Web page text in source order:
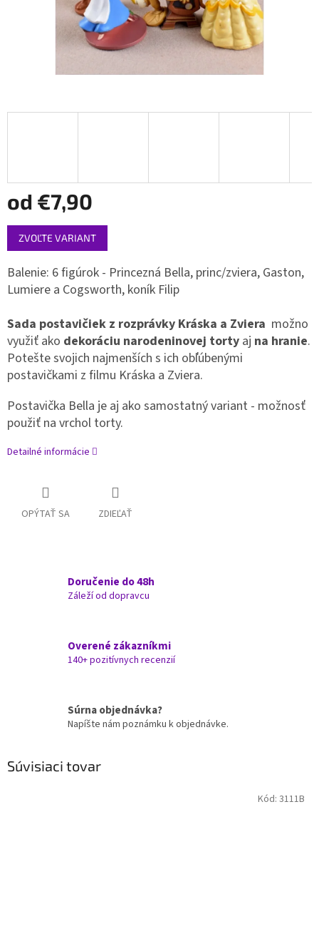
od €7,90
Jednotková
cena:
ZVOĽTE VARIANT
Balenie: 6 figúrok - Princezná Bella, princ/zviera, Gaston,
Lumiere a Cogsworth, koník Filip
Sada postavičiek z rozprávky Kráska a Zviera možno
využiť ako dekoráciu narodeninovej torty aj na hranie.
Poteštesvojich najmenších s ich obľúbenými
postavičkami z filmu Kráska a Zviera.
Postavička Bella je aj ako samostatný variant - možnosť
použiť na vrchol torty.
Detailné informácie
OPÝTAŤ SA ZDIEĽAŤ
Doručenie do 48h
Záleží od dopravcu
Overené zákazníkmi
140+ pozitívnych recenzií
Súrna objednávka?
Napíšte nám poznámku k objednávke.
Súvisiaci tovar
Kód: 3111B